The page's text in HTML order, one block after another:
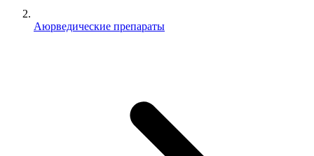
Аюрведические препараты